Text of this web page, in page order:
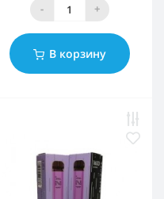
- +
В корзину